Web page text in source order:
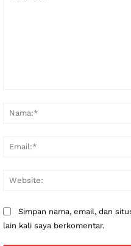
Simpan nama, email, dan
lain kali saya berkomentar.